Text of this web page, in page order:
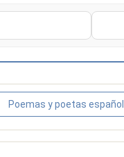
Poemas y poetas